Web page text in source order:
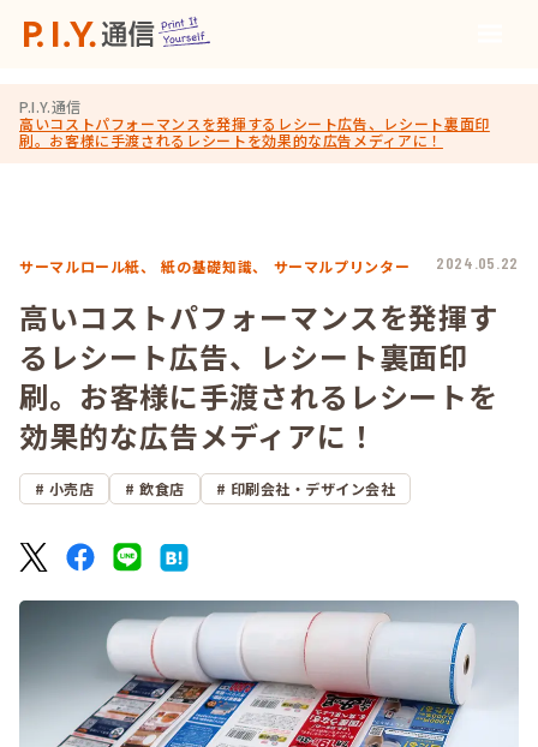
P.I.Y.通信
高いコストパフォーマンスを発揮するレシート広告、レシート裏面印
刷。お客様に手渡されるレシートを効果的な広告メディアに！
サーマルロール紙、 紙の基礎知識、 サーマルプリンター 2024.05.22
高いコストパフォーマンスを発揮す
るレシート広告、レシート裏面印
刷。お客様に手渡されるレシートを
効果的な広告メディアに！
小売店 飲食店 印刷会社・デザイン会社